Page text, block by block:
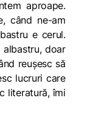
aproape.
când ne-am
e cerul.
albastru, doar
reușesc să
lucruri care
literatură, îmi